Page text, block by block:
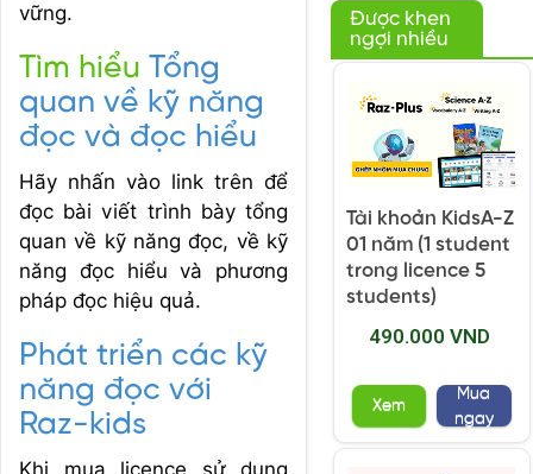
vững.
Tìm hiểu Tổng
quan về kỹ năng
đọc và đọc hiểu
Hãy nhấn vào link trên để
đọc bài viết trình bày tổng
quan về kỹ năng đọc, về kỹ
năng đọc hiểu và phương
pháp đọc hiệu quả.
Phát triển các kỹ
năng đọc với
Raz-kids
Khi mua licence sử dụng
Được khen
ngợi nhiều
Tài khoản KidsA-Z
01 năm (1 student
trong licence 5
students)
490.000 VND
Xem
Mua
ngay